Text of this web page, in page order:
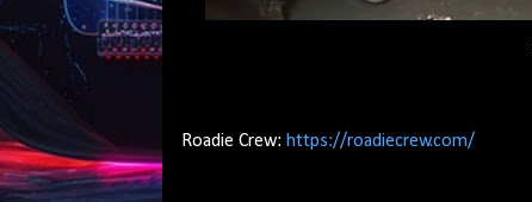
Roadie Crew: https://roadiecrew.com/